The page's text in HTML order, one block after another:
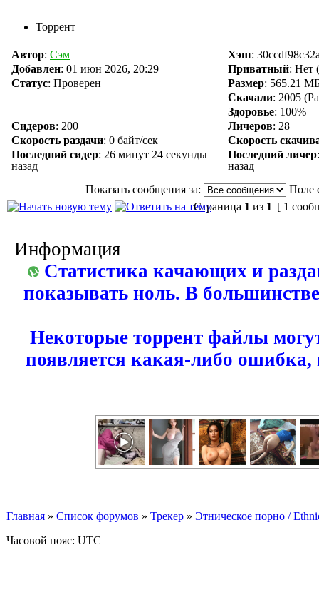
Торрент
Автор: Сэм Хэш:
Добавлен: 01 июн 2026, 20:29 Приватный: Нет
Статус: Проверен Размер: 565.21
Скачали: 2005
Здоровье: 100%
Сидеров: 200 Личеров: 28
Скорость раздачи: 0 байт/сек
Скорость
Последний сидер: 26 минут 24 секунды
назад
Последний личер
назад
Показать сообщения за:
Поле
Страница 1 из 1 [ 1
Информация
Статистика качающих и
показывать ноль. В
Некоторые торрент файлы
появляется какая-либо
Главная » Список форумов » Трекер » Этническое порно /
Часовой пояс: UTC